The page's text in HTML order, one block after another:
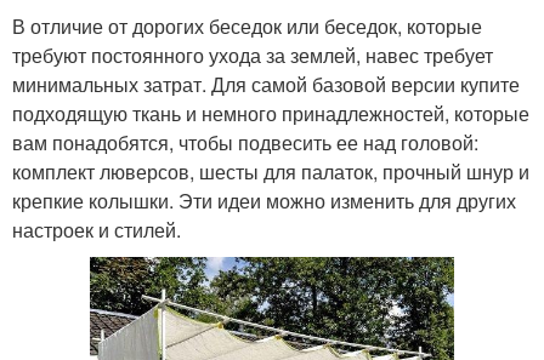
В отличие от дорогих беседок или беседок, которые
требуют постоянного ухода за землей, навес требует
минимальных затрат. Для самой базовой версии купите
подходящую ткань и немного принадлежностей, которые
вам понадобятся, чтобы подвесить ее над головой:
комплект люверсов, шесты для палаток, прочный шнур и
крепкие колышки. Эти идеи можно изменить для других
настроек и стилей.